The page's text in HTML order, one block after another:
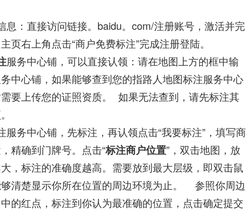
息：直接访问链接。baidu。com/注册账号，激活并完
页右上角点击“商户免费标注”完成注册登陆。
服务中心铺，可以直接认领：请在地图上方的框中输
中心铺，如果能够查到您的指路人地图标注服务中心
要上传您的证照资质。 如果无法查到，请先标注其
务中心铺，先标注，再认领点击“我要标注”，填写商
精确到门牌号。点击“标注商户位置”，双击地图，放
，标注的准确度越高。需要放到最大层级，即双击鼠
清楚显示你所在位置的周边环境为止。 参照你周边
的红点，标注到你认为最准确的位置，点击确定提交